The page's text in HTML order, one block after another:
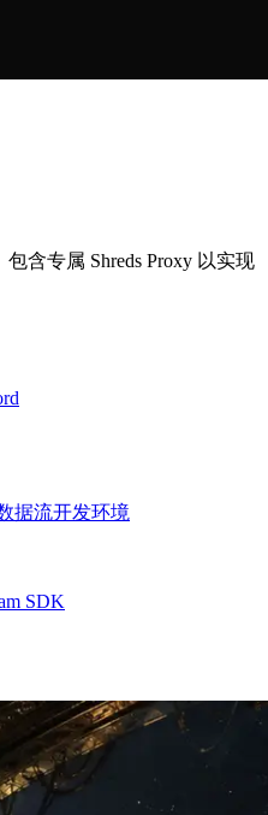
含专属 Shreds Proxy 以实现
据流开发环境
SDK